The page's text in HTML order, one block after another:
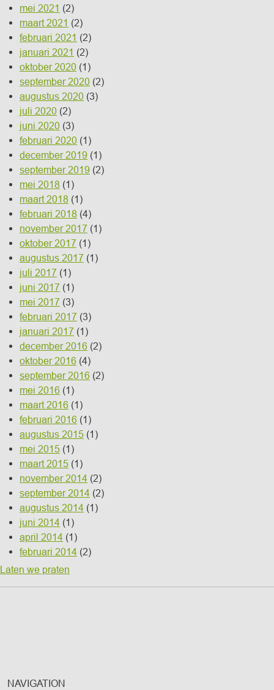
mei 2021 (2)
maart 2021 (2)
februari 2021 (2)
januari 2021 (2)
oktober 2020 (1)
september 2020 (2)
augustus 2020 (3)
juli 2020 (2)
juni 2020 (3)
februari 2020 (1)
december 2019 (1)
september 2019 (2)
mei 2018 (1)
maart 2018 (1)
februari 2018 (4)
november 2017 (1)
oktober 2017 (1)
augustus 2017 (1)
juli 2017 (1)
juni 2017 (1)
mei 2017 (3)
februari 2017 (3)
januari 2017 (1)
december 2016 (2)
oktober 2016 (4)
september 2016 (2)
mei 2016 (1)
maart 2016 (1)
februari 2016 (1)
augustus 2015 (1)
mei 2015 (1)
maart 2015 (1)
november 2014 (2)
september 2014 (2)
augustus 2014 (1)
juni 2014 (1)
april 2014 (1)
februari 2014 (2)
Laten we praten
NAVIGATION